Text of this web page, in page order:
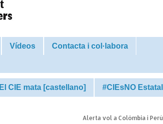
Vídeos Contacta i col·labora
El CIE mata [castellano] #CIEsNO Estatal
Alerta vol a Colòmbia i Perú